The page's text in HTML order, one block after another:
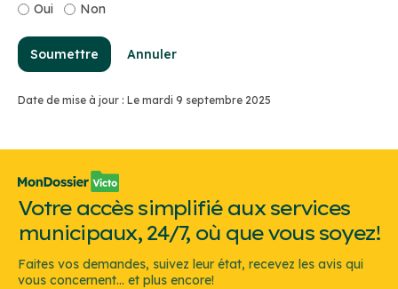
Oui Non
Soumettre Annuler
Date de mise à jour : Le mardi 9 septembre 2025
Votre accès simplifié aux services
municipaux, 24/7, où que vous soyez!
Faites vos demandes, suivez leur état, recevez les avis qui
vous concernent... et plus encore!